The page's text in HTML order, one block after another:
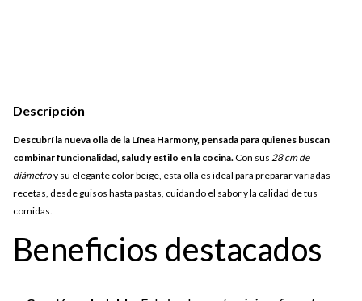
Descripción
Descubrí la nueva olla de la Línea Harmony, pensada para quienes buscan
combinar funcionalidad, salud y estilo en la cocina.Con sus 28 cm de
diámetroy su elegante color beige, esta olla es ideal para preparar variadas
recetas, desde guisos hasta pastas, cuidando el sabor y la calidad de tus
comidas.
Beneficios destacados